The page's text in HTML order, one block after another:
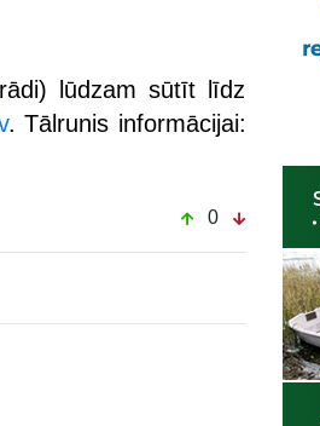
lūdzam sūtīt līdz
. Tālrunis informācijai:
0